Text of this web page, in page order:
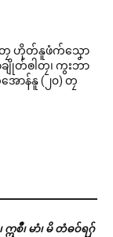
မွဲတၠ ဟိုတ်နူဖံက်သၞော
ျိုတ်ၜါတၠ၊ ကွးဘာ
ောန်နူ (၂၀) တၠ
စဳ၊ မာံ၊ မိ တံဓဝ်ရဂှ်